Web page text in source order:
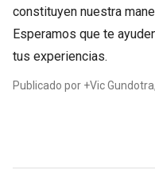
constituyen nuestra
Esperamos que te
tus experiencias.
Publicado por +Vic